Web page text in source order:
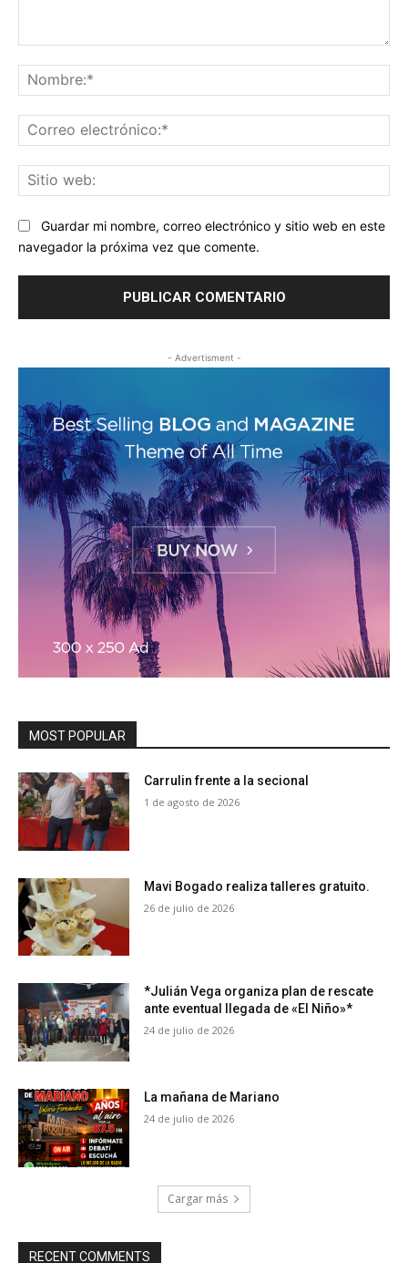
Guardar mi nombre, correo electrónico y sitio web en este
navegador la próxima vez que comente.
- Advertisment -
MOST POPULAR
Carrulin frente a la secional
1 de agosto de 2026
Mavi Bogado realiza talleres gratuito.
26 de julio de 2026
*Julián Vega organiza plan de rescate
ante eventual llegada de «El Niño»*
24 de julio de 2026
La mañana de Mariano
24 de julio de 2026
Cargar más
RECENT COMMENTS